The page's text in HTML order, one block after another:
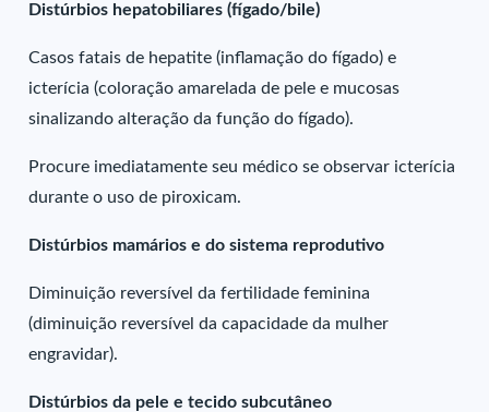
Distúrbios hepatobiliares (fígado/bile)
Casos fatais de hepatite (inflamação do fígado) e
icterícia (coloração amarelada de pele e mucosas
sinalizando alteração da função do fígado).
Procure imediatamente seu médico se observar icterícia
durante o uso de piroxicam.
Distúrbios mamários e do sistema reprodutivo
Diminuição reversível da fertilidade feminina
(diminuição reversível da capacidade da mulher
engravidar).
Distúrbios da pele e tecido subcutâneo